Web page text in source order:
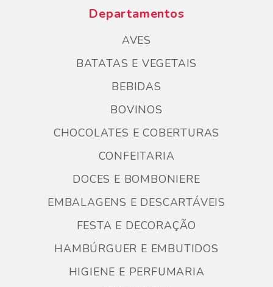
Departamentos
AVES
BATATAS E VEGETAIS
BEBIDAS
BOVINOS
CHOCOLATES E COBERTURAS
CONFEITARIA
DOCES E BOMBONIERE
EMBALAGENS E DESCARTÁVEIS
FESTA E DECORAÇÃO
HAMBÚRGUER E EMBUTIDOS
HIGIENE E PERFUMARIA